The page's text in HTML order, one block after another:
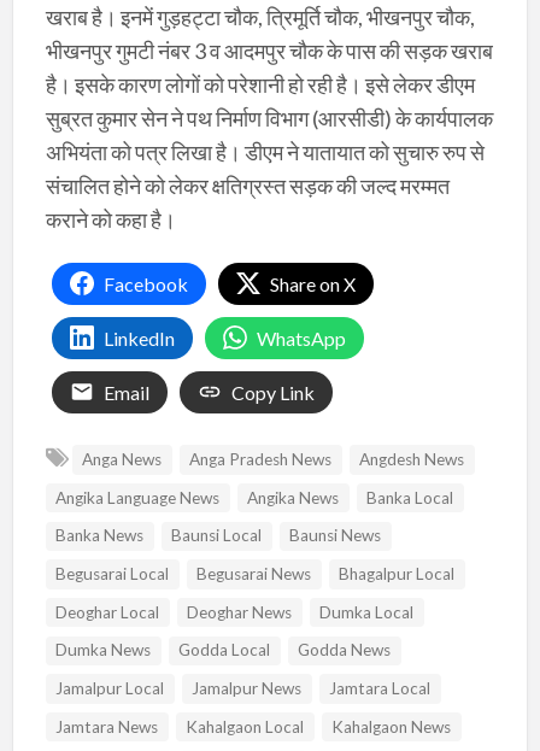
खराब है। इनमें गुड़हट्टा चौक, त्रिमूर्ति चौक, भीखनपुर चौक,
भीखनपुर गुमटी नंबर 3 व आदमपुर चौक के पास की सड़क खराब
है। इसके कारण लोगों को परेशानी हो रही है। इसे लेकर डीएम
सुब्रत कुमार सेन ने पथ निर्माण विभाग (आरसीडी) के कार्यपालक
अभियंता को पत्र लिखा है। डीएम ने यातायात को सुचारु रुप से
संचालित होने को लेकर क्षतिग्रस्त सड़क की जल्द मरम्मत
कराने को कहा है।
Facebook Share on X
LinkedIn WhatsApp
Email Copy Link
Anga News Anga Pradesh News
Angdesh News
Angika Language News
Angika News
Banka Local
Banka News
Baunsi Local
Baunsi News
Begusarai Local
Begusarai News
Bhagalpur Local
Deoghar Local
Deoghar News
Dumka Local
Dumka News
Godda Local
Godda News
Jamalpur Local
Jamalpur News
Jamtara Local
Jamtara News
Kahalgaon Local
Kahalgaon News